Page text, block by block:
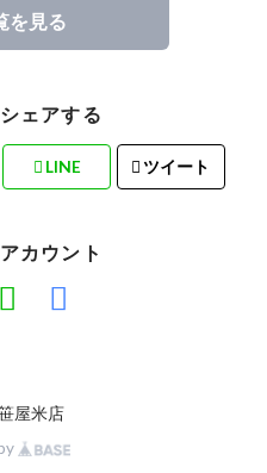
を見る
ェアする
LINE ツイート
カウント
屋米店